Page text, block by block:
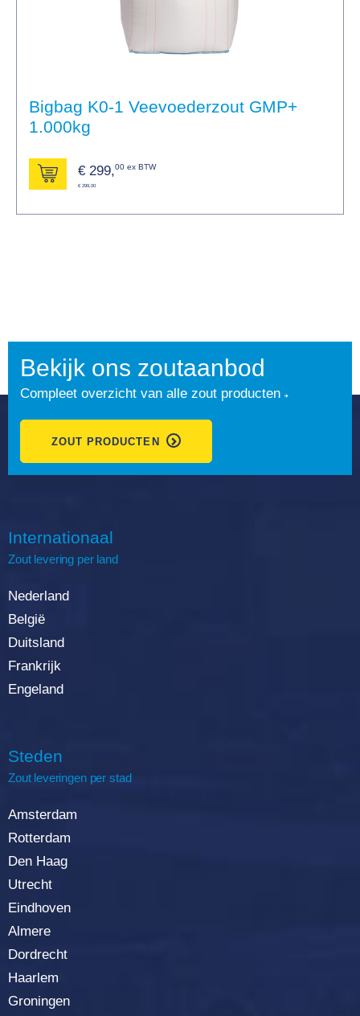
Bigbag K0-1 Veevoederzout GMP+
1.000kg
€ 299,00 ex BTW
€ 299,00
Bekijk ons zoutaanbod
Compleet overzicht van alle zout producten
ZOUT PRODUCTEN
Internationaal
Zout levering per land
Nederland
België
Duitsland
Frankrijk
Engeland
Steden
Zout leveringen per stad
Amsterdam
Rotterdam
Den Haag
Utrecht
Eindhoven
Almere
Dordrecht
Haarlem
Groningen